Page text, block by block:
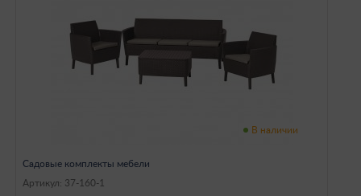
В наличии
Садовые комплекты мебели
Артикул: 37-160-1